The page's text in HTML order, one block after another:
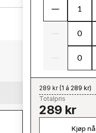
289 kr(1 á 289 kr)
Totalpris
289 kr
Kjøp nå